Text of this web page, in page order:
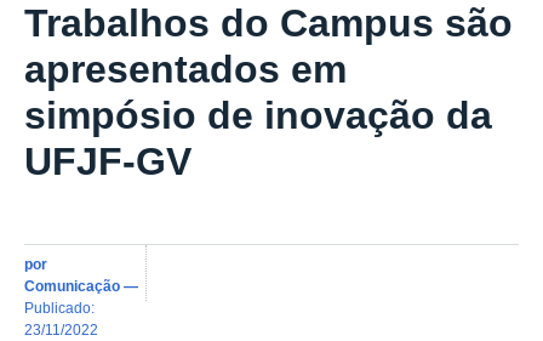
Trabalhos do Campus são
apresentados em
simpósio de inovação da
UFJF-GV
por
Comunicação —
publicado:
23/11/2022